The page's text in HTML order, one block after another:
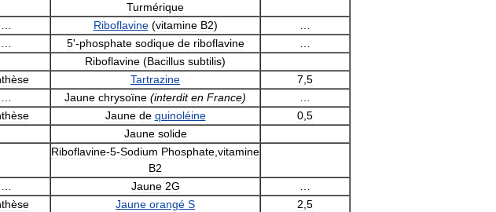
Turmérique
… Riboflavine(vitamine B2)
…
… 5'-phosphate sodique de riboflavine
…
Riboflavine (Bacillus subtilis)
Tartrazine 7,5
… Jaune chrysoïne (interdit en France)
…
Jaune de quinoléine 0,5
Jaune solide
Riboflavine-5-Sodium Phosphate,vitamine
B2
… Jaune 2G
…
Jaune orangé S 2,5